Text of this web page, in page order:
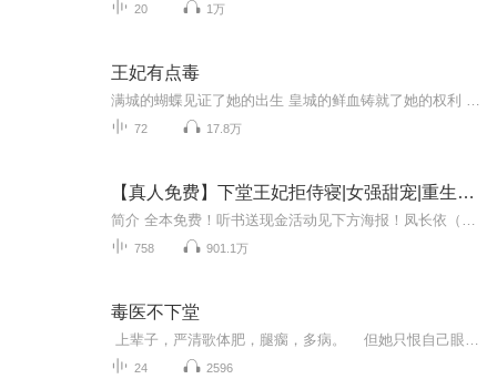
20 1万
王妃有点毒
72 17.8万
【真人免费】下堂王妃拒侍寝|女强甜宠|重生虐渣打脸+权谋|多人有声剧
758 901.1万
毒医不下堂
24 2596